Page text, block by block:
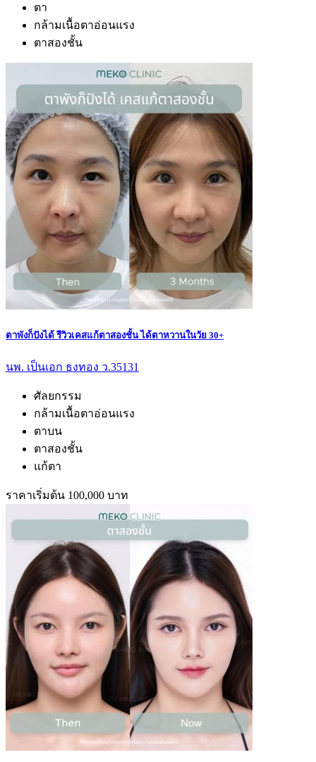
ตา
กล้ามเนื้อตาอ่อนแรง
ตาสองชั้น
ตาพังก็ปังได้ รีวิวเคสแก้ตาสองชั้น ได้ตาหวานในวัย 30+
นพ. เป็นเอก ธงทอง ว.35131
ศัลยกรรม
กล้ามเนื้อตาอ่อนแรง
ตาบน
ตาสองชั้น
แก้ตา
ราคาเริ่มต้น 100,000 บาท